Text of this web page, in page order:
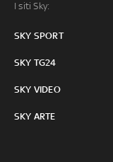
I siti Sky:
SKY SPORT
SKY TG24
SKY VIDEO
SKY ARTE